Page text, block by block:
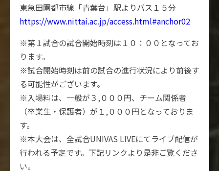
東急田園都市線「青葉台」駅よりバス１５分
https://www.nittai.ac.jp/access.html#anchor02
※第１試合の試合開始時刻は１０：００となってお
ります。
※試合開始時刻は前の試合の進行状況により前後す
る可能性がございます。
※入場料は、一般が３,０００円、チーム関係者
（卒業生・保護者）が１,０００円となっておりま
す。
※本大会は、全試合UNIVAS LIVEにてライブ配信が
行われる予定です。下記リンクより是非ご覧くださ
い。